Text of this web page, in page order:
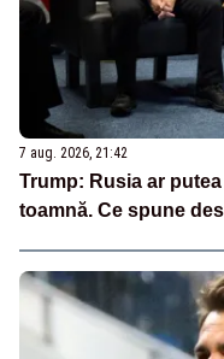
7 aug. 2026, 21:42
Trump: Rusia ar
toamnă. Ce spune